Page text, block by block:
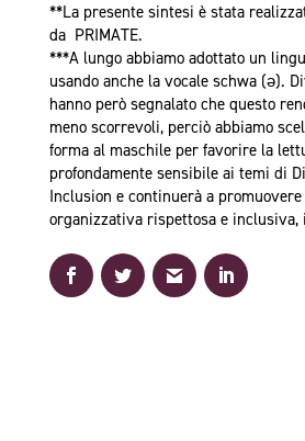
**La presente sintesi è stata
da PRIMATE.
***A lungo abbiamo adottato un
usando anche la vocale schwa (ə).
hanno però segnalato che questo
meno scorrevoli, perciò abbiamo
forma al maschile per favorire la
profondamente sensibile ai temi di
Inclusion e continuerà a
organizzativa rispettosa e inclusiva,